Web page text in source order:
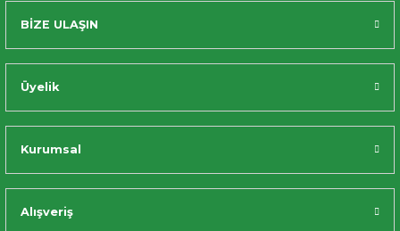
BİZE ULAŞIN
Üyelik
Kurumsal
Alışveriş